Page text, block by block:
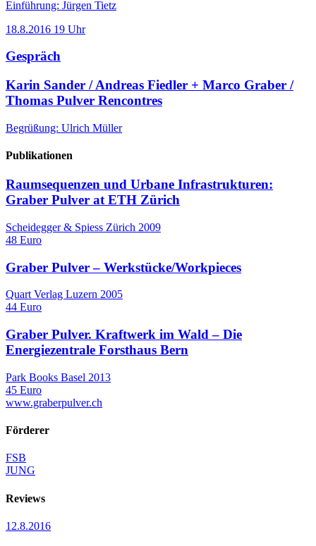
Einführung: Jürgen Tietz
18.8.2016 19 Uhr
Gespräch
Karin Sander / Andreas Fiedler + Marco Graber /
Thomas Pulver Rencontres
Begrüßung: Ulrich Müller
Publikationen
Raumsequenzen und Urbane Infrastrukturen:
Graber Pulver at ETH Zürich
Scheidegger & Spiess Zürich 2009
48 Euro
Graber Pulver – Werkstücke/Workpieces
Quart Verlag Luzern 2005
44 Euro
Graber Pulver. Kraftwerk im Wald – Die
Energiezentrale Forsthaus Bern
Park Books Basel 2013
45 Euro
www.graberpulver.ch
Förderer
FSB
JUNG
Reviews
12.8.2016